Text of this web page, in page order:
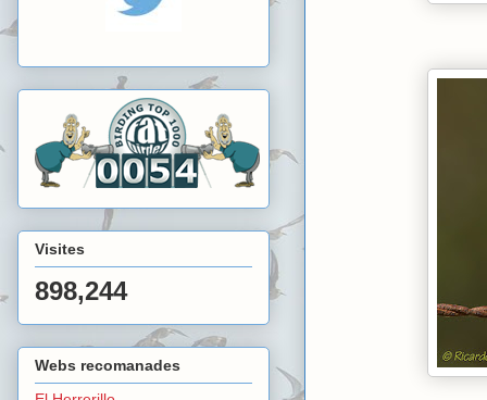
Visites
898,244
Webs recomanades